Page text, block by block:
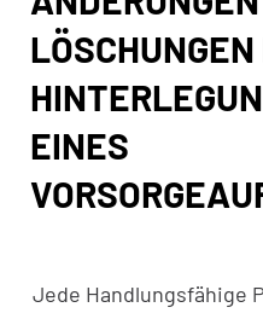
LÖSCHUNGEN
EINES
Jede Handlungsfähige